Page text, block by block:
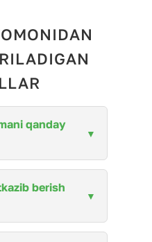
qanday
berish